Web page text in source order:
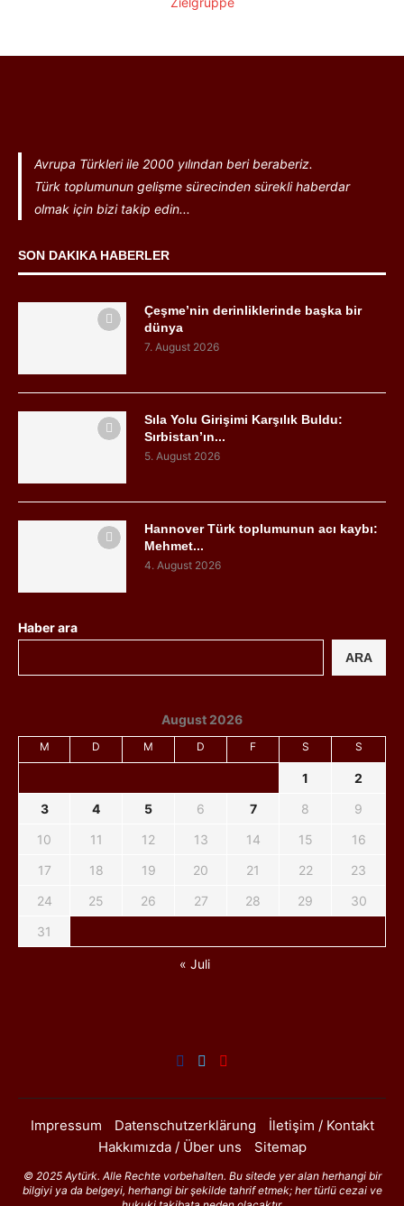
Avrupa Türkleri ile 2000 yılından beri beraberiz.
Türk toplumunun gelişme sürecinden sürekli haberdar
olmak için bizi takip edin...
SON DAKIKA HABERLER
Çeşme’nin derinliklerinde başka bir
dünya
7. August 2026
Sıla Yolu Girişimi Karşılık Buldu:
Sırbistan’ın...
5. August 2026
Hannover Türk toplumunun acı kaybı:
Mehmet...
4. August 2026
Haber ara
ARA
August 2026
M D M D F S S
1
2
3
4 5 6 7 8
9
10
11 12 13 14 15
16
17
18 19 20 21 22
23
24
25 26 27 28 29
30
31
« Juli
Impressum Datenschutzerklärung
İletişim / Kontakt
Hakkımızda / Über uns
Sitemap
© 2025 Aytürk. Alle Rechte vorbehalten. Bu sitede yer alan herhangi bir
bilgiyi ya da belgeyi, herhangi bir şekilde tahrif etmek; her türlü cezai ve